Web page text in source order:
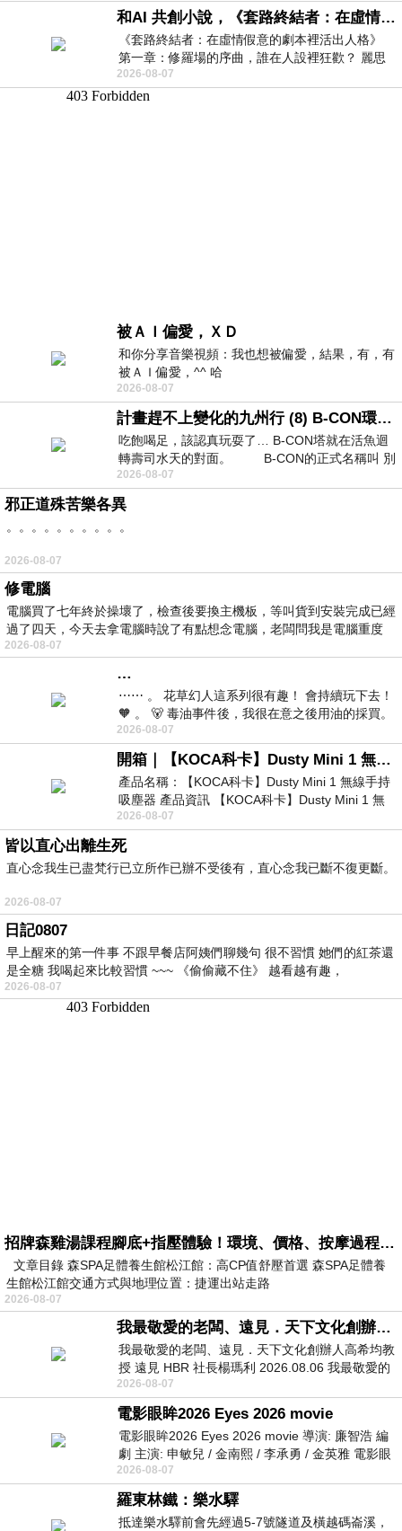
和AI 共創小說，《套路終結者：在虛情假意的劇本裡活出人格》
《套路終結者：在虛情假意的劇本裡活出人格》
第一章：修羅場的序曲，誰在人設裡狂歡？ 麗思
卡爾頓酒店的總統套房內，燈光昏
2026-08-07
被ＡＩ偏愛，ＸＤ
和你分享音樂視頻：我也想被偏愛，結果，有，有
被ＡＩ偏愛，^^ 哈
2026-08-07
計畫趕不上變化的九州行 (8) B-CON環球塔
吃飽喝足，該認真玩耍了… B-CON塔就在活魚迴
轉壽司水天的對面。 B-CON的正式名稱叫 別
2026-08-07
邪正道殊苦樂各異
。。。。。。。。。。
2026-08-07
修電腦
電腦買了七年終於操壞了，檢查後要換主機板，等叫貨到安裝完成已經
過了四天，今天去拿電腦時說了有點想念電腦，老闆問我是電腦重度
2026-08-07
…
⋯⋯ 。 花草幻人這系列很有趣！ 會持續玩下去！
🧡 。 🐻 毒油事件後，我很在意之後用油的採買。
前天購買了我之前就很愛
2026-08-07
開箱｜【KOCA科卡】Dusty Mini 1 無線手持吸塵器
產品名稱：【KOCA科卡】Dusty Mini 1 無線手持
吸塵器 產品資訊 【KOCA科卡】Dusty Mini 1 無
線手持吸塵器評語： 能吸、能吹兼具兩
2026-08-07
皆以直心出離生死
直心念我生已盡梵行已立所作已辦不受後有，直心念我已斷不復更斷。
2026-08-07
日記0807
早上醒來的第一件事 不跟早餐店阿姨們聊幾句 很不習慣 她們的紅茶還
是全糖 我喝起來比較習慣 ~~~ 《偷偷藏不住》 越看越有趣，
2026-08-07
招牌森雞湯課程腳底+指壓體驗！環境、價格、按摩過程全紀錄，森SPA足體養生館松江館最新價格表
文章目錄 森SPA足體養生館松江館：高CP值舒壓首選 森SPA足體養
生館松江館交通方式與地理位置：捷運出站走路
2026-08-07
我最敬愛的老闆、遠見．天下文化創辦人高希均教授
我最敬愛的老闆、遠見．天下文化創辦人高希均教
授 遠見 HBR 社長楊瑪利 2026.08.06 我最敬愛的
老闆、遠見．天下文化創辦人高希均教
2026-08-07
電影眼眸2026 Eyes 2026 movie
電影眼眸2026 Eyes 2026 movie 導演: 廉智浩 編
劇 主演: 申敏兒 / 金南熙 / 李承勇 / 金英雅 電影眼
眸2026描述攝影師徐珍因遺
2026-08-07
羅東林鐵：樂水驛
抵達樂水驛前會先經過5-7號隧道及橫越碼崙溪，